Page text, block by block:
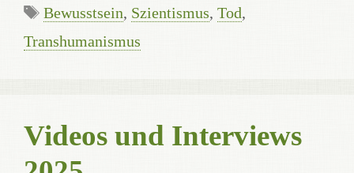
Schlagwörter
Bewusstsein, Szientismus, Tod,
Transhumanismus
Videos und Interviews